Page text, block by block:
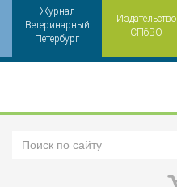
Журнал
Ветеринарный
Петербург
Издательство
СПбВО